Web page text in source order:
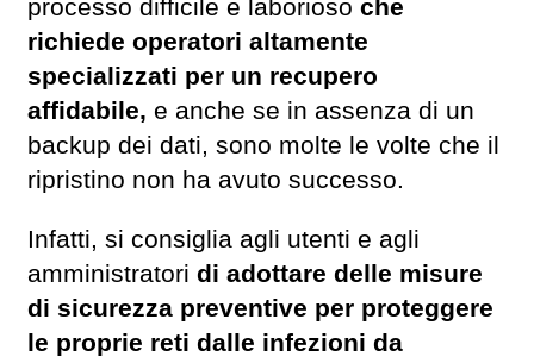
processo difficile e laborioso che
richiede operatori altamente
specializzati per un recupero
affidabile, e anche se in assenza di un
backup dei dati, sono molte le volte che il
ripristino non ha avuto successo.
Infatti, si consiglia agli utenti e agli
amministratori di adottare delle misure
di sicurezza preventive per proteggere
le proprie reti dalle infezioni da